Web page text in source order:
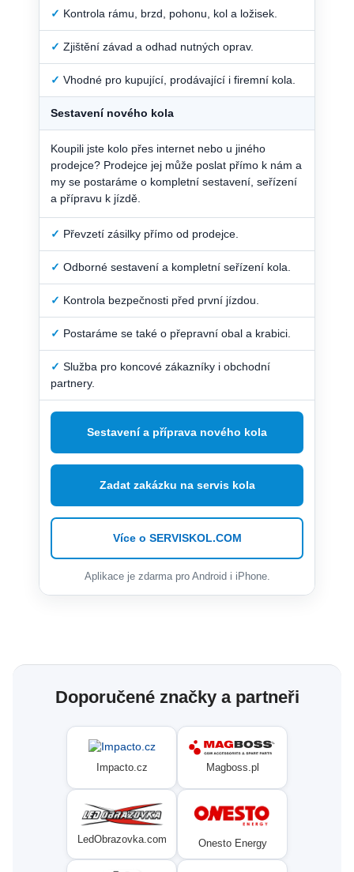
✓ Kontrola rámu, brzd, pohonu, kol a ložisek.
✓ Zjištění závad a odhad nutných oprav.
✓ Vhodné pro kupující, prodávající i firemní kola.
Sestavení nového kola
Koupili jste kolo přes internet nebo u jiného
prodejce? Prodejce jej může poslat přímo k nám a
my se postaráme o kompletní sestavení, seřízení
a přípravu k jízdě.
✓ Převzetí zásilky přímo od prodejce.
✓ Odborné sestavení a kompletní seřízení kola.
✓ Kontrola bezpečnosti před první jízdou.
✓ Postaráme se také o přepravní obal a krabici.
✓ Služba pro koncové zákazníky i obchodní
partnery.
Sestavení a příprava nového kola
Zadat zakázku na servis kola
Více o SERVISKOL.COM
Aplikace je zdarma pro Android i iPhone.
Doporučené značky a partneři
Impacto.cz Magboss.pl
LedObrazovka.com Onesto Energy